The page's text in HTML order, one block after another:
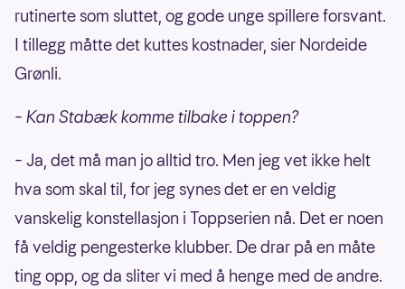
rutinerte som sluttet, og gode unge spillere forsvant.
I tillegg måtte det kuttes kostnader, sier Nordeide
Grønli.
– Kan Stabæk komme tilbake i toppen?
– Ja, det må man jo alltid tro. Men jeg vet ikke helt
hva som skal til, for jeg synes det er en veldig
vanskelig konstellasjon i Toppserien nå. Det er noen
få veldig pengesterke klubber. De drar på en måte
ting opp, og da sliter vi med å henge med de andre.